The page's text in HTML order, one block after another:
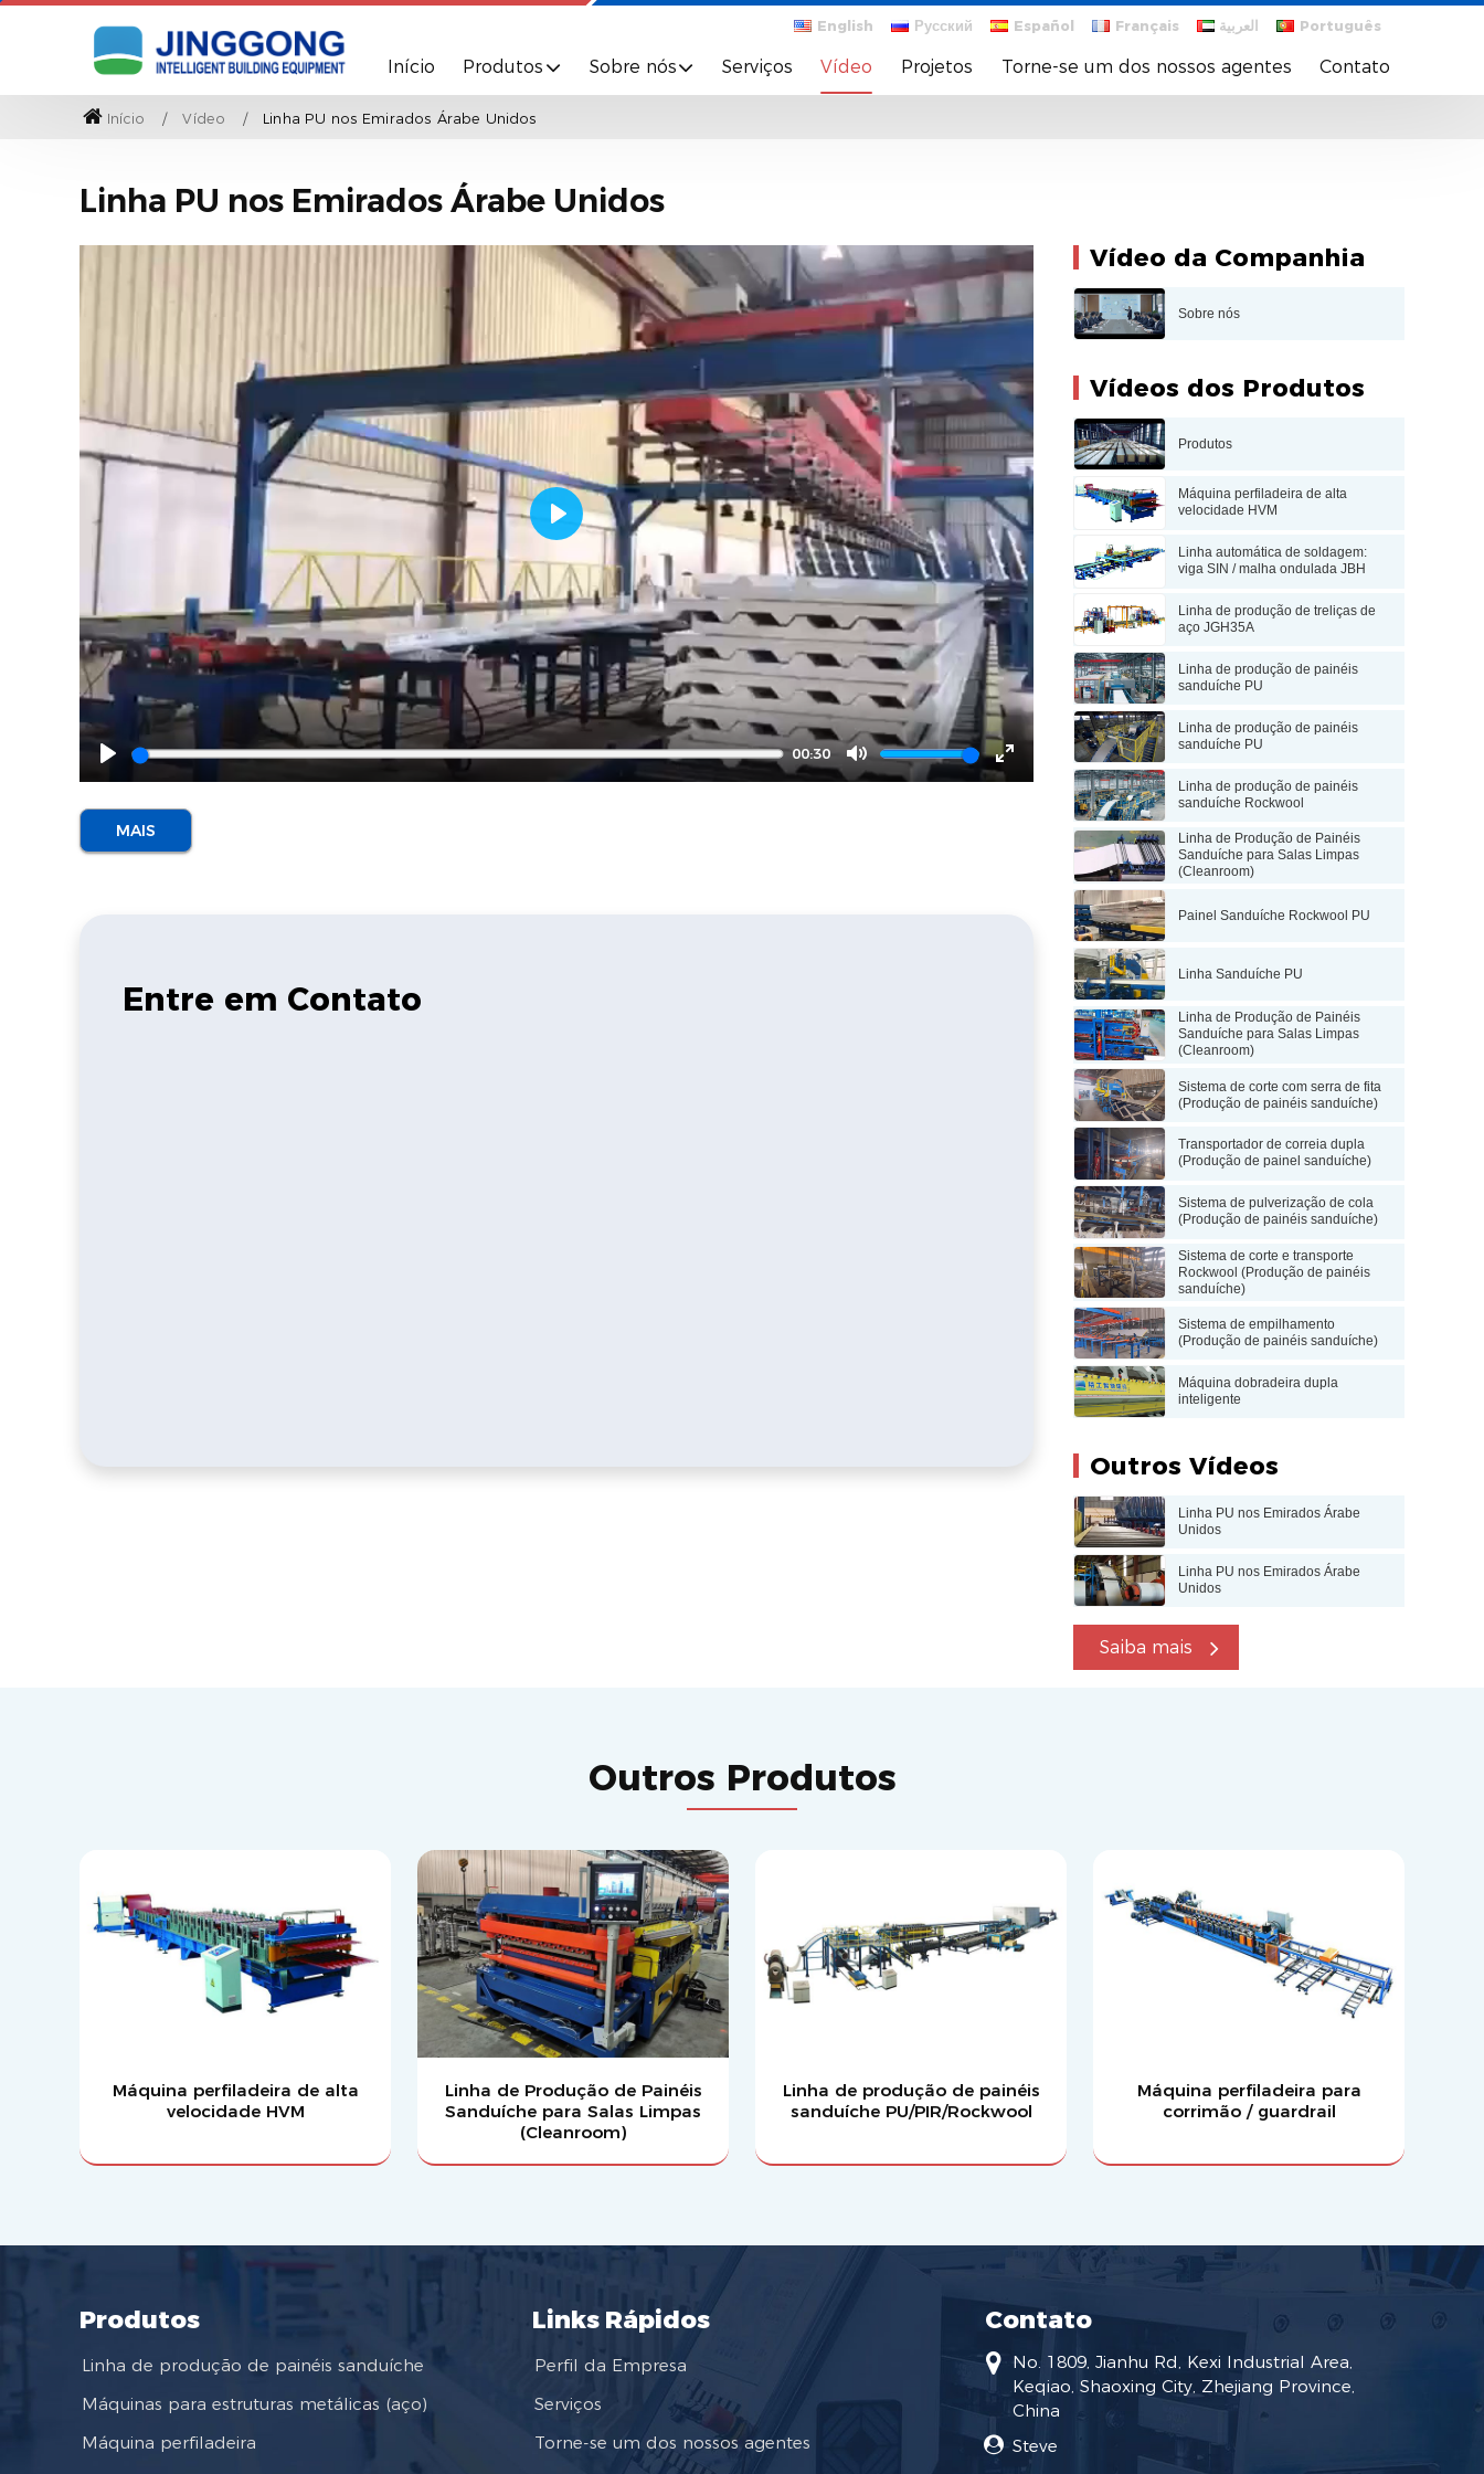
English Русский Español Français العربية Português
Início Produtos Sobre nós Serviços Vídeo Projetos Torne-se um dos nossos agentes Contato
Início Vídeo Linha PU nos Emirados Árabe Unidos
Linha PU nos Emirados Árabe Unidos
Play
00:30
Mute
Enter
fullscreen
Play
MAIS
Entre em Contato
Vídeo da Companhia
Sobre nós
Vídeos dos Produtos
Produtos
Máquina perfiladeira de alta
velocidade HVM
Linha automática de soldagem:
viga SIN / malha ondulada JBH
Linha de produção de treliças de
aço JGH35A
Linha de produção de painéis
sanduíche PU
Linha de produção de painéis
sanduíche PU
Linha de produção de painéis
sanduíche Rockwool
Linha de Produção de Painéis
Sanduíche para Salas Limpas
(Cleanroom)
Painel Sanduíche Rockwool PU
Linha Sanduíche PU
Linha de Produção de Painéis
Sanduíche para Salas Limpas
(Cleanroom)
Sistema de corte com serra de fita
(Produção de painéis sanduíche)
Transportador de correia dupla
(Produção de painel sanduíche)
Sistema de pulverização de cola
(Produção de painéis sanduíche)
Sistema de corte e transporte
Rockwool (Produção de painéis
sanduíche)
Sistema de empilhamento
(Produção de painéis sanduíche)
Máquina dobradeira dupla
inteligente
Outros Vídeos
Linha PU nos Emirados Árabe
Unidos
Linha PU nos Emirados Árabe
Unidos
Saiba mais
Outros Produtos
Máquina perfiladeira de alta
velocidade HVM
Linha de Produção de Painéis
Sanduíche para Salas Limpas
(Cleanroom)
Linha de produção de painéis
sanduíche PU/PIR/Rockwool
Máquina perfiladeira para
corrimão / guardrail
Produtos
Linha de produção de painéis sanduíche
Máquinas para estruturas metálicas (aço)
Máquina perfiladeira
Links Rápidos
Perfil da Empresa
Serviços
Torne-se um dos nossos agentes
Contato
No. 1809, Jianhu Rd, Kexi Industrial Area,
Keqiao, Shaoxing City, Zhejiang Province,
China
Steve